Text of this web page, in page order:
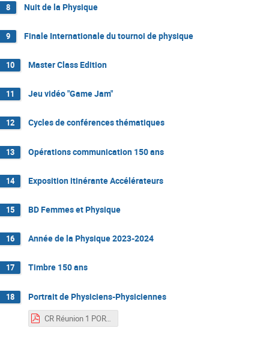
8 Nuit de la Physique
9 Finale Internationale du tournoi de physique
10 Master Class Edition
11 Jeu vidéo "Game Jam"
12 Cycles de conférences thématiques
13 Opérations communication 150 ans
14 Exposition itinérante Accélérateurs
15 BD Femmes et Physique
16 Année de la Physique 2023-2024
17 Timbre 150 ans
18 Portrait de Physiciens-Physiciennes
CR Réunion 1 PORTRAITS-PHYSICIENS-20220105.pdf